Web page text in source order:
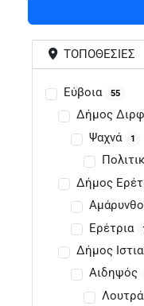
ΤΟΠΟΘΕΣΊΕΣ
Εύβοια 55
Δήμος
Ψαχνά 1
Δήμος
Ερέτρια
Δήμος
Αιδηψός